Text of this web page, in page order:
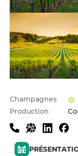
Champagnes
Production